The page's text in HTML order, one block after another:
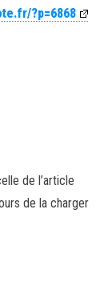
?p=6868
de l’article
de la charger